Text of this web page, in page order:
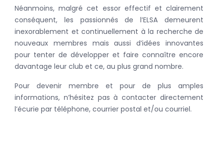
Néanmoins, malgré cet essor effectif et clairement
conséquent, les passionnés de l’ELSA demeurent
inexorablement et continuellement à la recherche de
nouveaux membres mais aussi d’idées innovantes
pour tenter de développer et faire connaître encore
davantage leur club et ce, au plus grand nombre.
Pour devenir membre et pour de plus amples
informations, n’hésitez pas à contacter directement
l’écurie par téléphone, courrier postal et/ou courriel.